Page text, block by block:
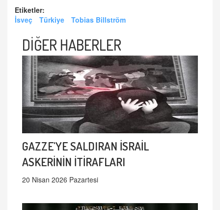
Etiketler:
İsveç
Türkiye Tobias Billström
DİĞER HABERLER
GAZZE'YE SALDIRAN İSRAİL
ASKERİNİN İTİRAFLARI
20 Nisan 2026 Pazartesi